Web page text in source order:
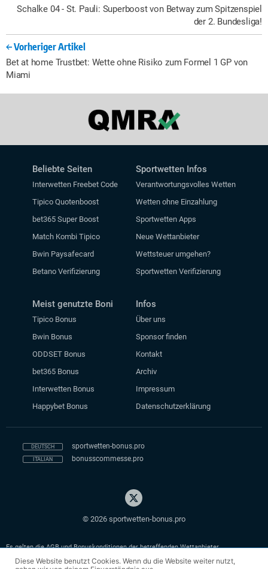
Schalke 04 - St. Pauli: Superboost von Betway zum Spitzenspiel
der 2. Bundesliga!
Vorheriger Artikel
Bet at home Trustbet: Wette ohne Risiko zum Formel 1 GP von
Miami
Beliebte Seiten
Interwetten Freebet Code
Tipico Quotenboost
bet365 Super Boost
Match Kombi Tipico
Bwin Paysafecard
Betano Verifizierung
Meist genutzte Boni
Tipico Bonus
Bwin Bonus
ODDSET Bonus
bet365 Bonus
Interwetten Bonus
Happybet Bonus
Sportwetten Infos
Verantwortungsvolles Wetten
Wetten ohne Einzahlung
Sportwetten Apps
Neue Wettanbieter
Wettsteuer umgehen?
Sportwetten Verifizierung
Infos
Über uns
Sponsor finden
Kontakt
Archiv
Impressum
Datenschutzerklärung
sportwetten-bonus.pro
bonusscommesse.pro
© 2026 sportwetten-bonus.pro
Es gelten die AGB und Bonuskonditionen der betreffenden Wettanbieter.
18+. Glücksspiel kann süchtig machen. Hilfe unterbzga.deodergamblingtherapy.org.
Diese Website benutzt Cookies. Wenn du die Website weiter nutzt,